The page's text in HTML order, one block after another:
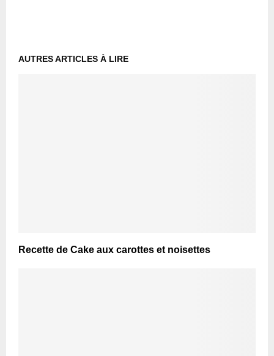
AUTRES ARTICLES À LIRE
Recette de Cake aux carottes et noisettes